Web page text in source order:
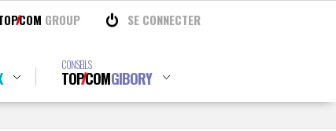
COM GROUP SE CONNECTER
CONSEILS
TOPCOMGIBORY